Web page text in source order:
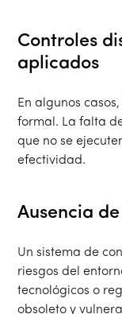
Controles
aplicados
En algunos
formal. La falta
que no se
efectividad.
Ausencia
Un sistema de
riesgos del
tecnológicos o
obsoleto y